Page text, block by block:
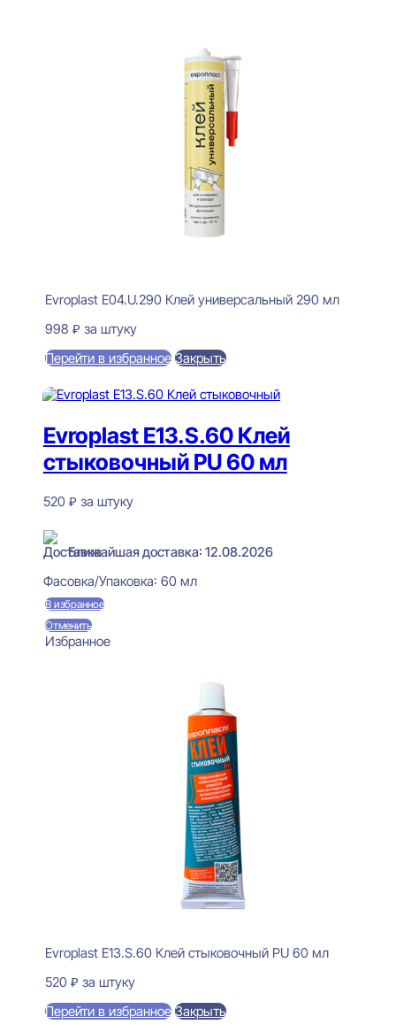
Evroplast E04.U.290 Клей универсальный 290 мл
998 ₽ за штуку
Перейти в избранное Закрыть
Evroplast E13.S.60 Клей
стыковочный PU 60 мл
520 ₽ за штуку
Ближайшая доставка: 12.08.2026
Фасовка/Упаковка: 60 мл
В избранное
Отменить
Избранное
Evroplast E13.S.60 Клей стыковочный PU 60 мл
520 ₽ за штуку
Перейти в избранное Закрыть